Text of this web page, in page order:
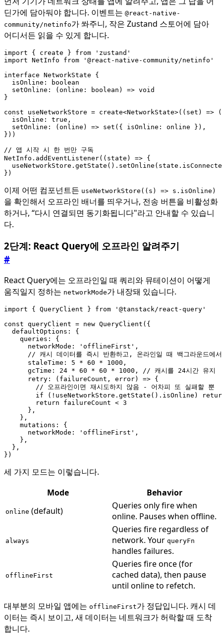
딘가에 담아둬야 합니다. 이벤트는 @react-native-
community/netinfo가 쏴주니, 작은 Zustand 스토어에 담아
어디서든 읽을 수 있게 합니다.
import { create } from
'zustand'
import NetInfo from
'@react-native-community/netinfo'
interface NetworkState
{
isOnline :
boolean
setOnline : ( online : boolean ) => void
}
const
useNetworkStore = create<NetworkState>(( set ) =>
isOnline : true ,
setOnline : ( online ) => set ({ isOnline : online
}),
}))
NetInfo . addEventListener(( state ) => {
useNetworkStore . getState (). setOnline ( state .
})
이제 어떤 컴포넌트든 useNetworkStore((s) => s.isOnline)
을 확인해서 오프라인 배너를 띄우거나, 전송 버튼을 비활성화
하거나, “다시 연결되면 동기화됩니다"라고 안내할 수 있습니
다.
2단계: React Query에 오프라인 알려주기
#
React Query에는 오프라인일 때 쿼리와 뮤테이션이 어떻게
움직일지 정하는 networkMode가 내장돼 있습니다.
import { QueryClient } from
'@tanstack/react-query'
const queryClient = new QueryClient ({
defaultOptions :
{
queries :
{
networkMode : 'offlineFirst' ,
staleTime : 5 * 60 * 1000 ,
gcTime : 24 * 60 * 60 * 1000 ,
retry : ( failureCount , error) => {
if
( ! useNetworkStore . getState (). isOnline )
return
failureCount < 3
},
},
mutations :
{
networkMode : 'offlineFirst' ,
},
},
})
세 가지 모드는 이렇습니다.
Mode
Behavior
online (default)
Queries only fire when
online. Pauses when offline.
always
Queries fire regardless of
network. Your queryFn
handles failures.
offlineFirst
Queries fire once (for
cached data), then pause
until online to refetch.
대부분의 모바일 앱에는 offlineFirst가 정답입니다. 캐시 데
이터는 즉시 보이고, 새 데이터는 네트워크가 허락할 때 도착
합니다.